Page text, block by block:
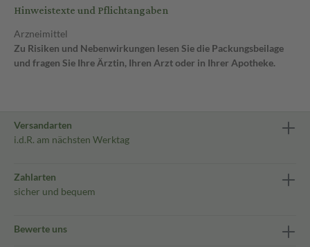
Hinweistexte und Pflichtangaben
Arzneimittel
Zu Risiken und Nebenwirkungen lesen Sie die Packungsbeilage
und fragen Sie Ihre Ärztin, Ihren Arzt oder in Ihrer Apotheke.
Versandarten
i.d.R. am nächsten Werktag
Zahlarten
sicher und bequem
Bewerte uns